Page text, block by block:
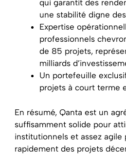
qui garantit des
une stabilité digne
Expertise
professionnels
de 85 projets,
milliards
Un portefeuille
projets à court terme
En résumé, Qanta est un
suffisamment solide pour
institutionnels et assez agile
rapidement des projets